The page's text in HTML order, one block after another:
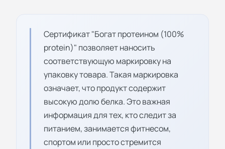
Сертификат "Богат протеином (100%
protein)" позволяет наносить
соответствующую маркировку на
упаковку товара. Такая маркировка
означает, что продукт содержит
высокую долю белка. Это важная
информация для тех, кто следит за
питанием, занимается фитнесом,
спортом или просто стремится